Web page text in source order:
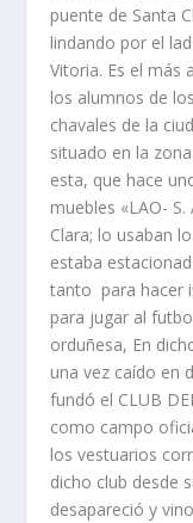
puente de Santa
lindando por el
Vitoria. Es el más
los alumnos de
chavales de la
situado en la
esta, que hace
muebles «LAO-
Clara; lo usaban
estaba
tanto para hacer
para jugar al
orduñesa, En
una vez caí­do en
fundó el CLUB
como campo
los vestuarios
dicho club desde
desapareció y